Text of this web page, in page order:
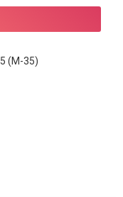
(М-35)